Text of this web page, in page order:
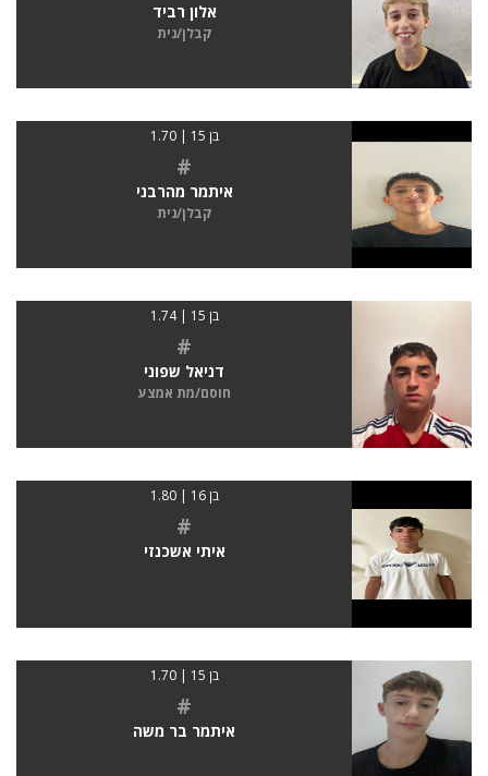
אלון רביד
קבלן/נית
בן 15 | 1.70
#
איתמר מהרבני
קבלן/נית
בן 15 | 1.74
#
דניאל שפוני
חוסם/מת אמצע
בן 16 | 1.80
#
איתי אשכנזי
בן 15 | 1.70
#
איתמר בר משה